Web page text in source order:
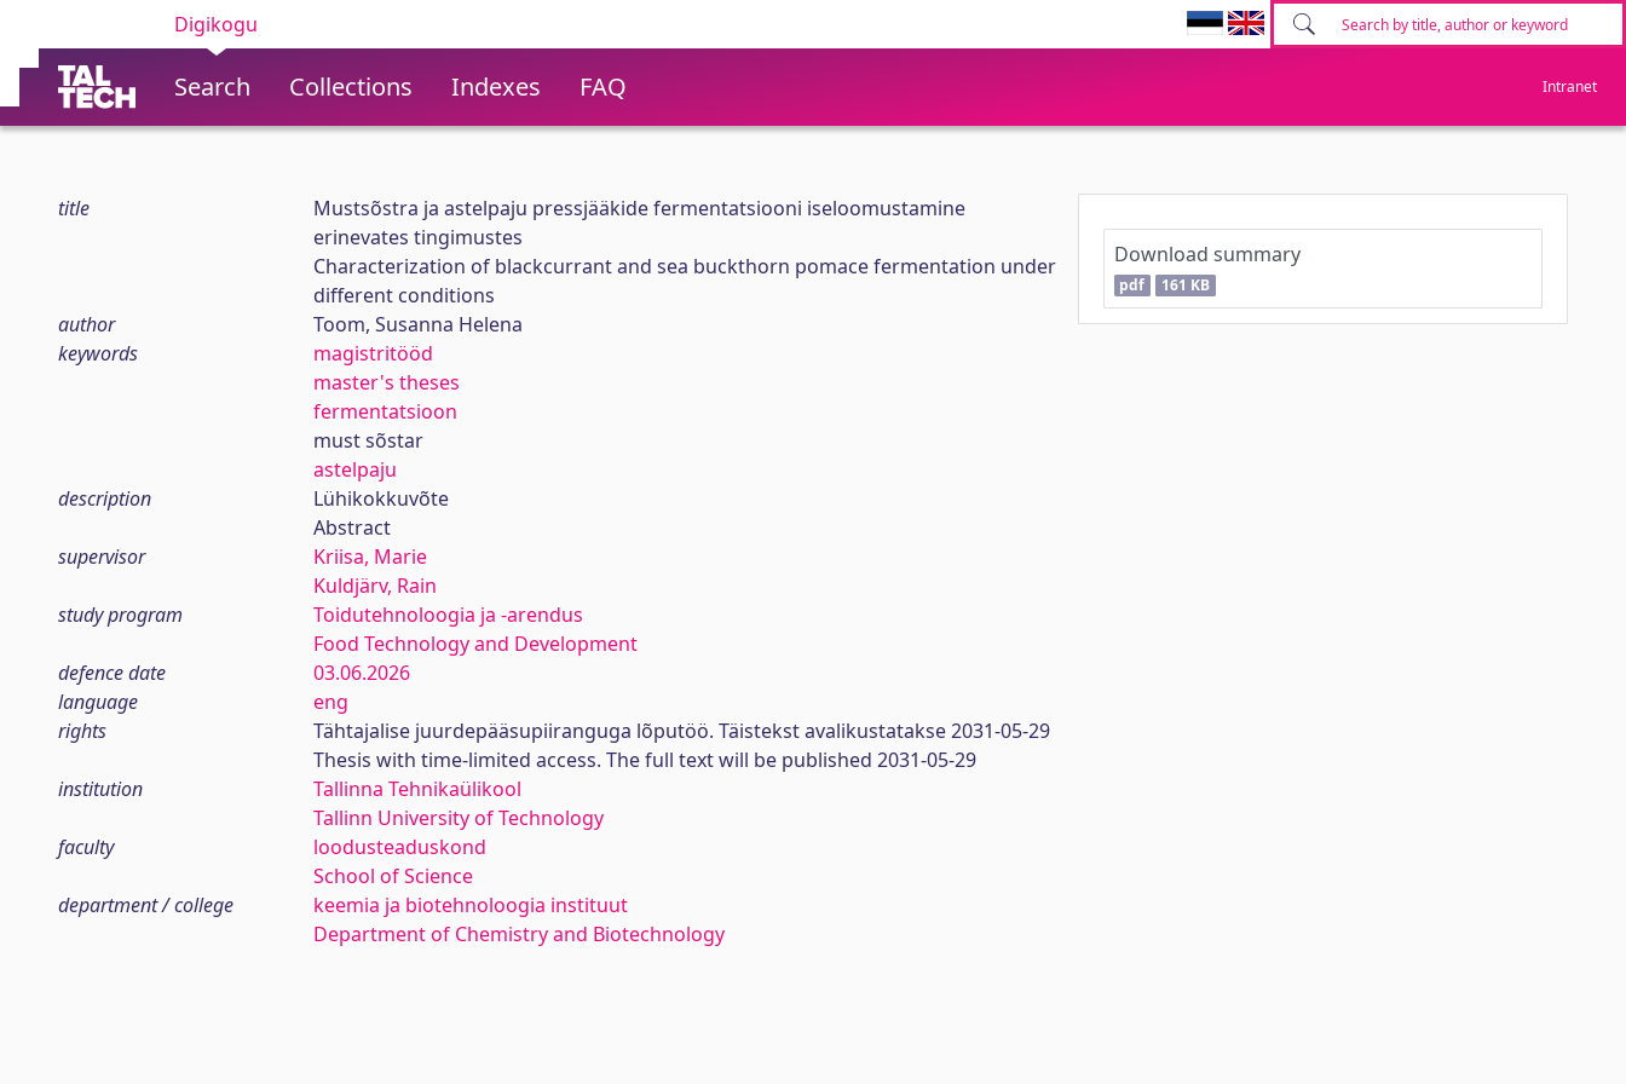
Digikogu
Search Collections Indexes FAQ Intranet
title
Mustsõstra ja astelpaju pressjääkide fermentatsiooni iseloomustamine
erinevates tingimustes
Characterization of blackcurrant and sea buckthorn pomace fermentation under
different conditions
author
Toom, Susanna Helena
keywords
magistritööd
master's theses
fermentatsioon
must sõstar
astelpaju
description
Lühikokkuvõte
Abstract
supervisor
Kriisa, Marie
Kuldjärv, Rain
study program
Toidutehnoloogia ja -arendus
Food Technology and Development
defence date
03.06.2026
language
eng
rights
Tähtajalise juurdepääsupiiranguga lõputöö. Täistekst avalikustatakse 2031-05-29
Thesis with time-limited access. The full text will be published 2031-05-29
institution
Tallinna Tehnikaülikool
Tallinn University of Technology
faculty
loodusteaduskond
School of Science
department / college
keemia ja biotehnoloogia instituut
Department of Chemistry and Biotechnology
Download summary
pdf 161 KB